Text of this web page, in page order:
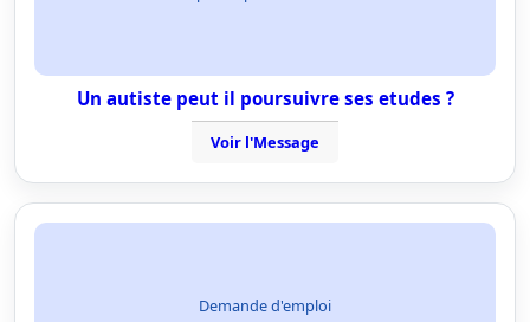
Un autiste peut il poursuivre ses etudes ?
Voir l'Message
Demande d'emploi